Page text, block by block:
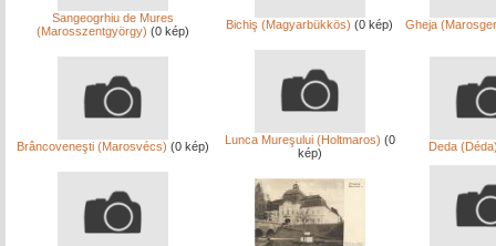
Sangeogrhiu de Mures
(Marosszentgyörgy) (0 kép) Bichiş (Magyarbükkös) (0 kép) Gheja
Brâncoveneşti (Marosvécs) (0 kép) Lunca Mureşului (Holtmaros) (0
kép)
Deda